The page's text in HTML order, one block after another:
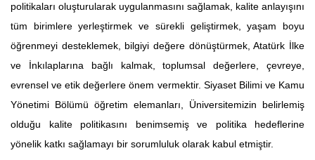
politikaları oluşturularak uygulanmasını sağlamak, kalite anlayışını
tüm birimlere yerleştirmek ve sürekli geliştirmek, yaşam boyu
öğrenmeyi desteklemek, bilgiyi değere dönüştürmek, Atatürk İlke
ve İnkılaplarına bağlı kalmak, toplumsal değerlere, çevreye,
evrensel ve etik değerlere önem vermektir. Siyaset Bilimi ve Kamu
Yönetimi Bölümü öğretim elemanları, Üniversitemizin belirlemiş
olduğu kalite politikasını benimsemiş ve politika hedeflerine
yönelik katkı sağlamayı bir sorumluluk olarak kabul etmiştir.